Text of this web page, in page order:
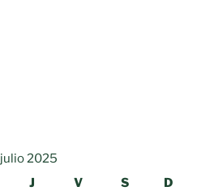
julio 2025
J V S D